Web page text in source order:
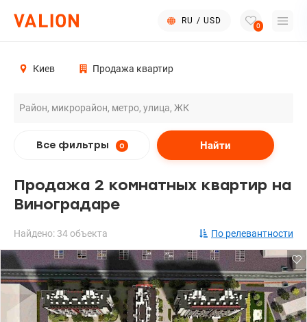
RU / USD
0
Киев Продажа квартир
Все фильтры 0 Найти
Продажа 2 комнатных квартир на
Виноградаре
Найдено: 34 объекта По релевантности